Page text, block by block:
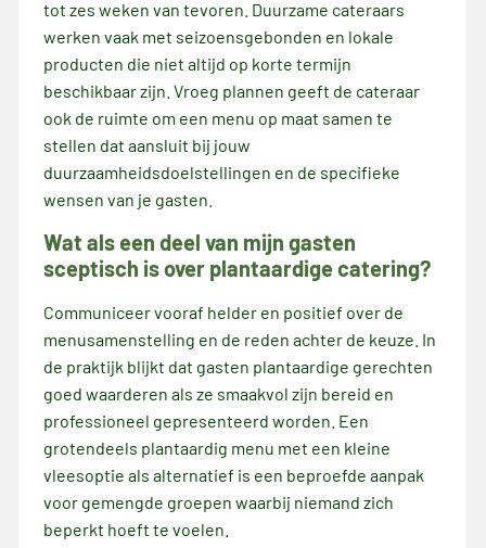
tot zes weken van tevoren. Duurzame cateraars
werken vaak met seizoensgebonden en lokale
producten die niet altijd op korte termijn
beschikbaar zijn. Vroeg plannen geeft de cateraar
ook de ruimte om een menu op maat samen te
stellen dat aansluit bij jouw
duurzaamheidsdoelstellingen en de specifieke
wensen van je gasten.
Wat als een deel van mijn gasten
sceptisch is over plantaardige catering?
Communiceer vooraf helder en positief over de
menusamenstelling en de reden achter de keuze. In
de praktijk blijkt dat gasten plantaardige gerechten
goed waarderen als ze smaakvol zijn bereid en
professioneel gepresenteerd worden. Een
grotendeels plantaardig menu met een kleine
vleesoptie als alternatief is een beproefde aanpak
voor gemengde groepen waarbij niemand zich
beperkt hoeft te voelen.